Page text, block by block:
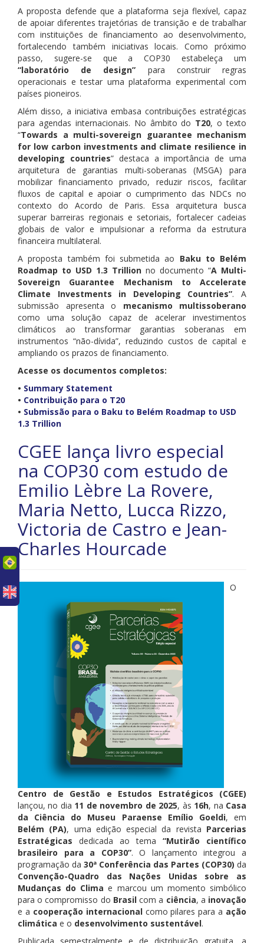
A proposta defende que a plataforma seja flexível, capaz
de apoiar diferentes trajetórias de transição e de trabalhar
com instituições de financiamento ao desenvolvimento,
fortalecendo também iniciativas locais. Como próximo
passo, sugere-se que a COP30 estabeleça um
“laboratório de design” para construir regras
operacionais e testar uma plataforma experimental com
países pioneiros.
Além disso, a iniciativa embasa contribuições estratégicas
para agendas internacionais. No âmbito do T20, o texto
“Towards a multi-sovereign guarantee mechanism
for low carbon investments and climate resilience in
developing countries” destaca a importância de uma
arquitetura de garantias multi-soberanas (MSGA) para
mobilizar financiamento privado, reduzir riscos, facilitar
fluxos de capital e apoiar o cumprimento das NDCs no
contexto do Acordo de Paris. Essa arquitetura busca
superar barreiras regionais e setoriais, fortalecer cadeias
globais de valor e impulsionar a reforma da estrutura
financeira multilateral.
A proposta também foi submetida ao Baku to Belém
Roadmap to USD 1.3 Trillion no documento “A Multi-
Sovereign Guarantee Mechanism to Accelerate
Climate Investments in Developing Countries”. A
submissão apresenta o mecanismo multissoberano
como uma solução capaz de acelerar investimentos
climáticos ao transformar garantias soberanas em
instrumentos “não-dívida”, reduzindo custos de capital e
ampliando os prazos de financiamento.
Acesse os documentos completos:
• Summary Statement
• Contribuição para o T20
• Submissão para o Baku to Belém Roadmap to USD
1.3 Trillion
CGEE lança livro especial
na COP30 com estudo de
Emilio Lèbre La Rovere,
Maria Netto, Lucca Rizzo,
Victoria de Castro e Jean-
Charles Hourcade
O
Centro de Gestão e Estudos Estratégicos (CGEE)
lançou, no dia 11 de novembro de 2025, às 16h, na Casa
da Ciência do Museu Paraense Emílio Goeldi, em
Belém (PA), uma edição especial da revista Parcerias
Estratégicas dedicada ao tema “Mutirão científico
brasileiro para a COP30”. O lançamento integrou a
programação da 30ª Conferência das Partes (COP30) da
Convenção-Quadro das Nações Unidas sobre as
Mudanças do Clima e marcou um momento simbólico
para o compromisso do Brasilcom a ciência, a inovação
e a cooperação internacionalcomo pilares para a ação
climática e o desenvolvimento sustentável.